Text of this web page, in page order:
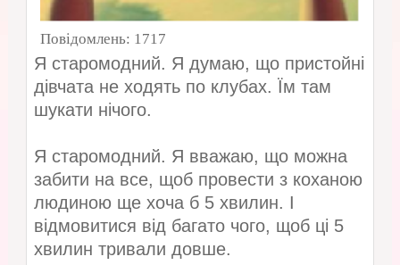
Повідомлень: 1717
Я старомодний. Я думаю, що пристойні
дівчата не ходять по клубах. Їм там
шукати нічого.
Я старомодний. Я вважаю, що можна
забити на все, щоб провести з коханою
людиною ще хоча б 5 хвилин. І
відмовитися від багато чого, щоб ці 5
хвилин тривали довше.